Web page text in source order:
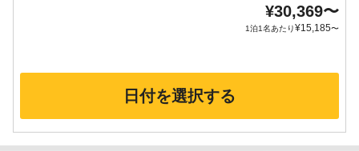
¥30,369〜
1泊1名あたり¥15,185〜
日付を選択する